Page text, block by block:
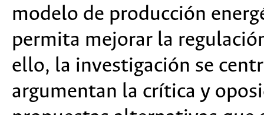
modelo de producción
permita mejorar la
ello, la investigación se
argumentan la crítica y